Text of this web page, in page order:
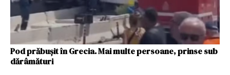
Pod prăbușit în Grecia. Mai multe persoane, prinse sub
dărâmături